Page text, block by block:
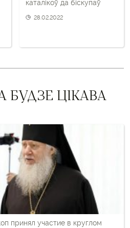
каталікоў да біскупаў
28.02.2022
БУДЗЕ ЦІКАВА
принял участие в круглом